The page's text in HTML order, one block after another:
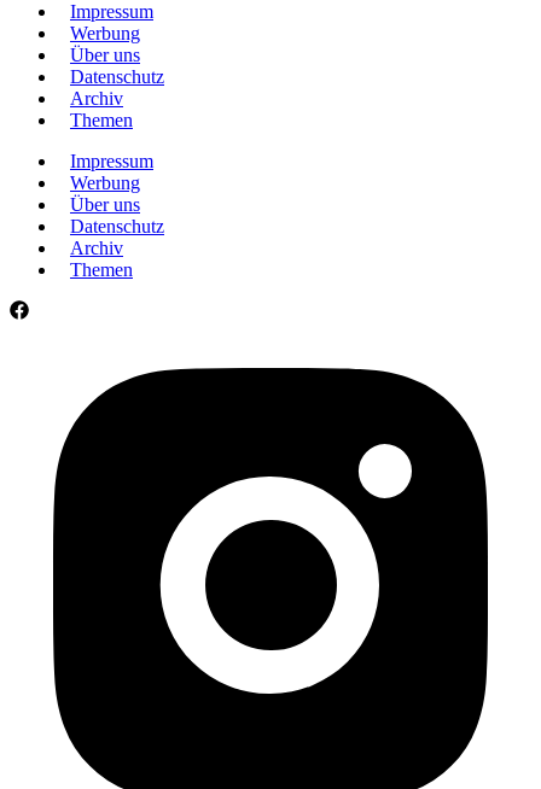
Impressum
Werbung
Über uns
Datenschutz
Archiv
Themen
Impressum
Werbung
Über uns
Datenschutz
Archiv
Themen